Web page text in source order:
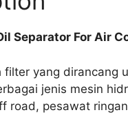
Separator For Air
filter yang dirancang
jenis mesin
road, pesawat